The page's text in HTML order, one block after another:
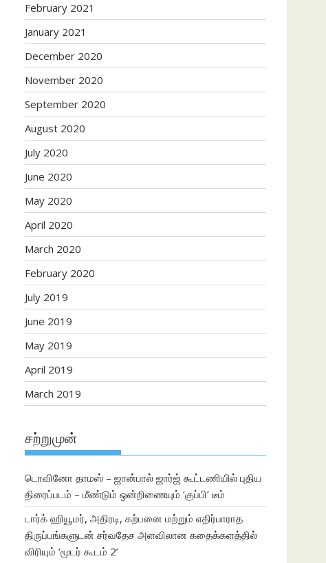
February 2021
January 2021
December 2020
November 2020
September 2020
August 2020
July 2020
June 2020
May 2020
April 2020
March 2020
February 2020
July 2019
June 2019
May 2019
April 2019
March 2019
சற்றுமுன்
டொவினோ தாமஸ் – ஜான்பால் ஜார்ஜ் கூட்டணியில் புதிய
திரைப்படம் – மீண்டும் ஒன்றிணையும் ‘குப்பி’ டீம்
டார்க் ஹியூமர், அதிரடி, கற்பனை மற்றும் எதிர்பாராத
திருப்பங்களுடன் சர்வதேச அளவிலான கதைக்களத்தில்
விரியும் ‘மூடர் கூடம் 2’